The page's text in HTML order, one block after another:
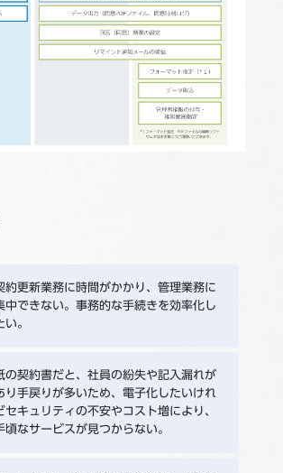
約更新業務に時間がかかり、管理業務に
中できない。事務的な手続きを効率化し
い。
の契約書だと、社員の紛失や記入漏れが
り手戻りが多いため、電子化したいけれ
セキュリティの不安やコスト増により、
頃なサービスが見つからない。